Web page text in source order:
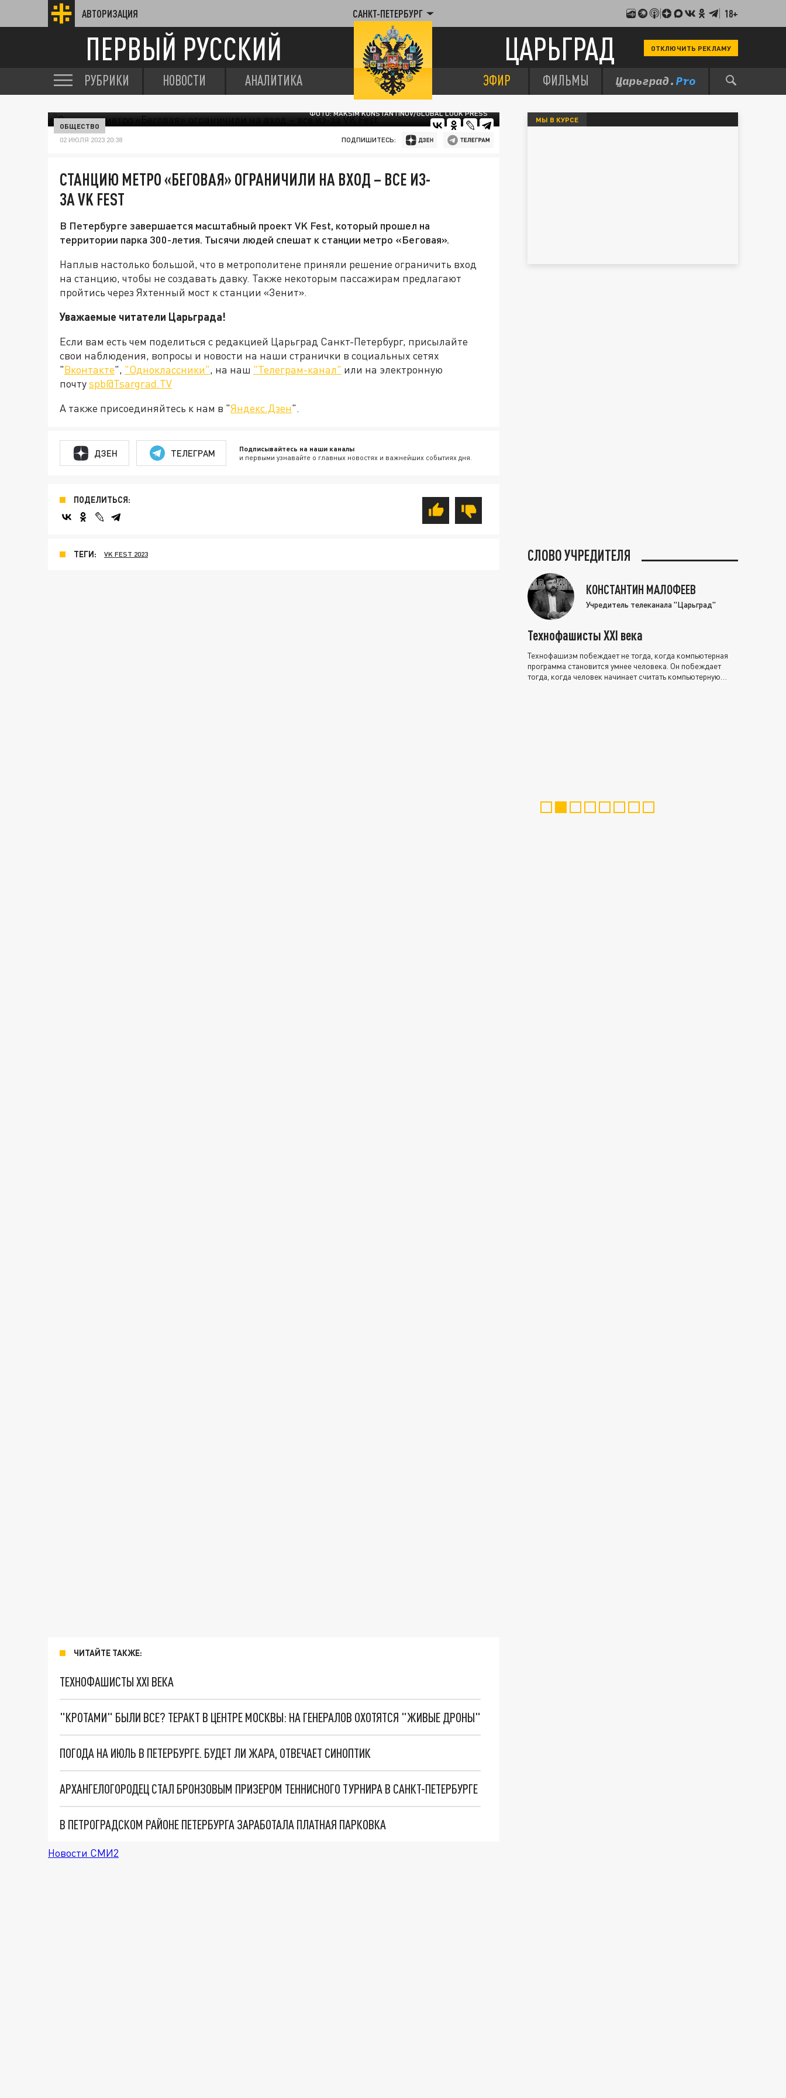
АВТОРИЗАЦИЯ САНКТ-ПЕТЕРБУРГ 18+
ПЕРВЫЙ РУССКИЙ ЦАРЬГРАД ОТКЛЮЧИТЬ РЕКЛАМУ
РУБРИКИ НОВОСТИ АНАЛИТИКА ЭФИР ФИЛЬМЫ
ФОТО: MAKSIM KONSTANTINOV/GLOBAL LOOK PRESS
ОБЩЕСТВО
02 ИЮЛЯ 2023 20:38 ПОДПИШИТЕСЬ:
СТАНЦИЮ МЕТРО «БЕГОВАЯ» ОГРАНИЧИЛИ НА ВХОД – ВСЕ ИЗ-
ЗА VK FEST
В Петербурге завершается масштабный проект VK Fest, который прошел на
территории парка 300-летия. Тысячи людей спешат к станции метро «Беговая».
Наплыв настолько большой, что в метрополитене приняли решение ограничить вход
на станцию, чтобы не создавать давку. Также некоторым пассажирам предлагают
пройтись через Яхтенный мост к станции «Зенит».
Уважаемые читатели Царьграда!
Если вам есть чем поделиться с редакцией Царьград Санкт-Петербург, присылайте
свои наблюдения, вопросы и новости на наши странички в социальных сетях
"Вконтакте", "Одноклассники", на наш "Телеграм-канал" или на электронную
почтуspb@Tsargrad.TV
А также присоединяйтесь к нам в "Яндекс.Дзен".
ДЗЕН ТЕЛЕГРАМ Подписывайтесь на наши каналы
и первыми узнавайте о главных новостях и важнейших событиях дня.
ПОДЕЛИТЬСЯ:
ТЕГИ: VK FEST 2023
ЧИТАЙТЕ ТАКЖЕ:
ТЕХНОФАШИСТЫ XXI ВЕКА
"КРОТАМИ" БЫЛИ ВСЕ? ТЕРАКТ В ЦЕНТРЕ МОСКВЫ: НА ГЕНЕРАЛОВ ОХОТЯТСЯ "ЖИВЫЕ ДРОНЫ"
ПОГОДА НА ИЮЛЬ В ПЕТЕРБУРГЕ. БУДЕТ ЛИ ЖАРА, ОТВЕЧАЕТ СИНОПТИК
АРХАНГЕЛОГОРОДЕЦ СТАЛ БРОНЗОВЫМ ПРИЗЕРОМ ТЕННИСНОГО ТУРНИРА В САНКТ-ПЕТЕРБУРГЕ
В ПЕТРОГРАДСКОМ РАЙОНЕ ПЕТЕРБУРГА ЗАРАБОТАЛА ПЛАТНАЯ ПАРКОВКА
Новости СМИ2
МЫ В КУРСЕ
СЛОВО УЧРЕДИТЕЛЯ
КОНСТАНТИН МАЛОФЕЕВ
Учредитель телеканала "Царьград"
Технофашисты XXI века
Технофашизм побеждает не тогда, когда компьютерная
программа становится умнее человека. Он побеждает
тогда, когда человек начинает считать компьютерную